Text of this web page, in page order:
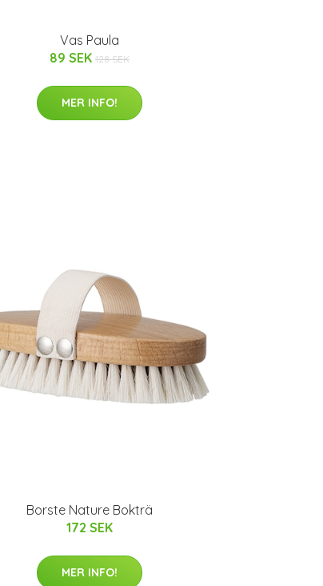
Vas Paula
89 SEK 128 SEK
MER INFO!
Borste Nature Bokträ
172 SEK
MER INFO!